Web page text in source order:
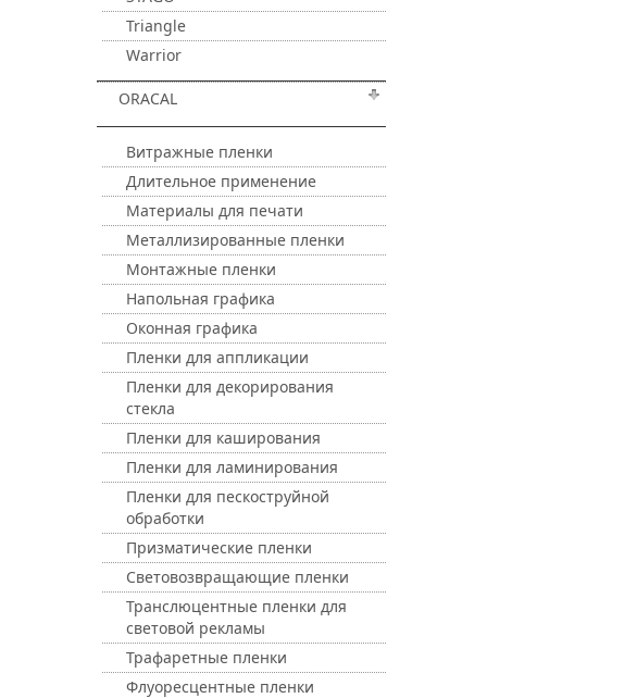
Triangle
Warrior
ORACAL
Витражные пленки
Длительное применение
Материалы для печати
Металлизированные пленки
Монтажные пленки
Напольная графика
Оконная графика
Пленки для аппликации
Пленки для декорирования
стекла
Пленки для каширования
Пленки для ламинирования
Пленки для пескоструйной
обработки
Призматические пленки
Световозвращающие пленки
Транслюцентные пленки для
световой рекламы
Трафаретные пленки
Флуоресцентные пленки